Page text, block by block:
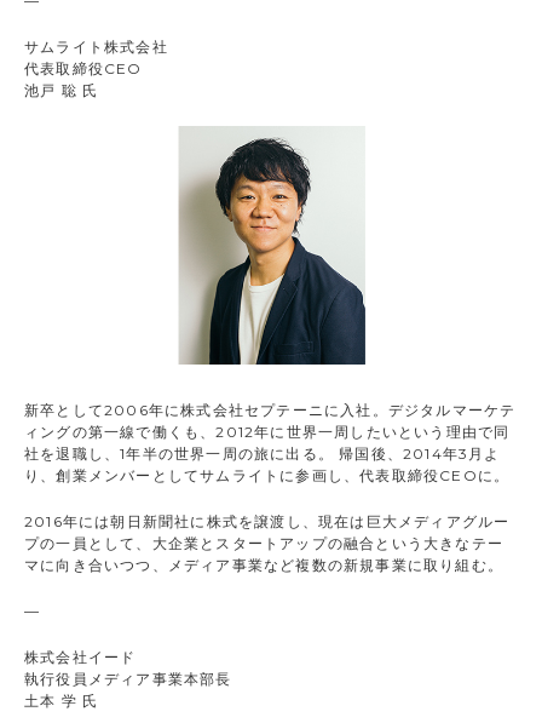
サムライト株式会社
代表取締役CEO
池戸 聡 氏
新卒として2006年に株式会社セプテーニに入社。デジタルマーケテ
ィングの第一線で働くも、2012年に世界一周したいという理由で同
社を退職し、1年半の世界一周の旅に出る。 帰国後、2014年3月よ
り、創業メンバーとしてサムライトに参画し、代表取締役CEOに。
2016年には朝日新聞社に株式を譲渡し、現在は巨大メディアグルー
プの一員として、大企業とスタートアップの融合という大きなテー
マに向き合いつつ、メディア事業など複数の新規事業に取り組む。
—
株式会社イード
執行役員メディア事業本部長
土本 学 氏